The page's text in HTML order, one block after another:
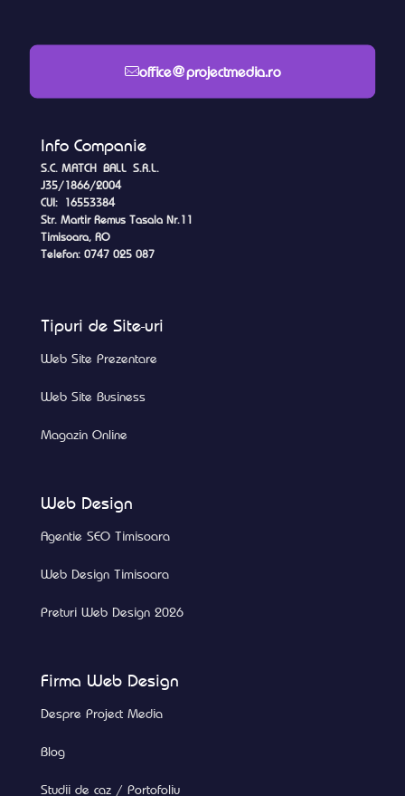
office@projectmedia.ro
Info Companie
S.C. MATCH BALL S.R.L.
J35/1866/2004
CUI: 16553384
Str. Martir Remus Tasala Nr.11
Timisoara, RO
Telefon: 0747 025 087
Tipuri de Site-uri
Web Site Prezentare
Web Site Business
Magazin Online
Web Design
Agentie SEO Timisoara
Web Design Timisoara
Preturi Web Design 2026
Firma Web Design
Despre Project Media
Blog
Studii de caz / Portofoliu